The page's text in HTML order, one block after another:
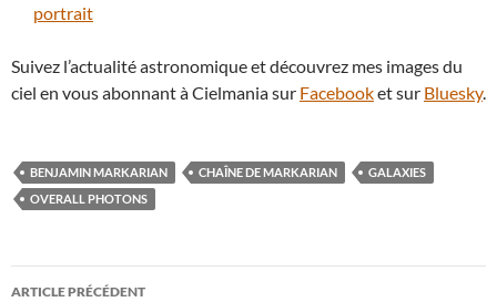
portrait
Suivez l’actualité astronomique et découvrez mes images du
ciel en vous abonnant à Cielmania sur Facebooket sur Bluesky.
BENJAMIN MARKARIAN CHAÎNE DE MARKARIAN
GALAXIES
OVERALL PHOTONS
Navigation
ARTICLE PRÉCÉDENT